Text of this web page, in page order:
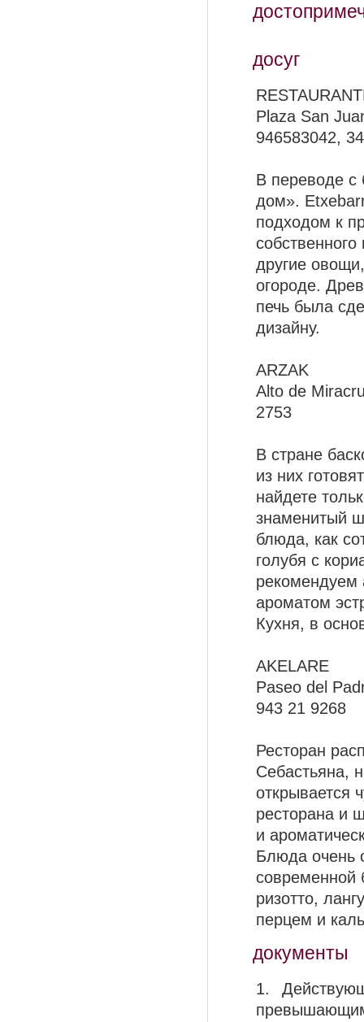
досуг
Plaza San
946583042,
В переводе с
дом».
подходом к
другие
огороде.
печь была
дизайну.
ARZAK
Alto de
2753
В стране
из них
найдете
знаменитый
блюда, как
голубя с
рекомендуем
ароматом
Кухня, в
AKELARE
Paseo del
943 21 9268
Ресторан
Себастьяна,
открывается
ресторана и
и
Блюда очень
современной
ризотто,
перцем и
документы
1.